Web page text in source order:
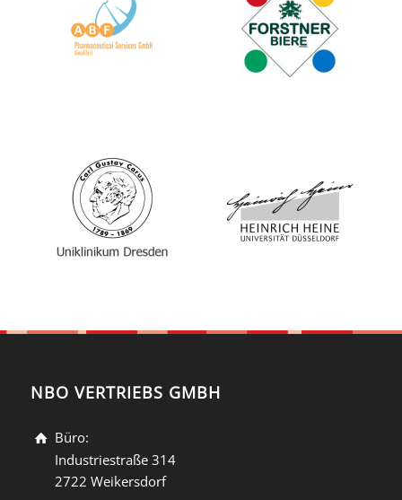
NBO VERTRIEBS GMBH
Büro:
Industriestraße 314
2722 Weikersdorf